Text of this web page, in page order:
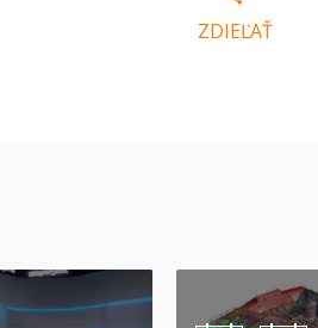
ZDIEĽAŤ